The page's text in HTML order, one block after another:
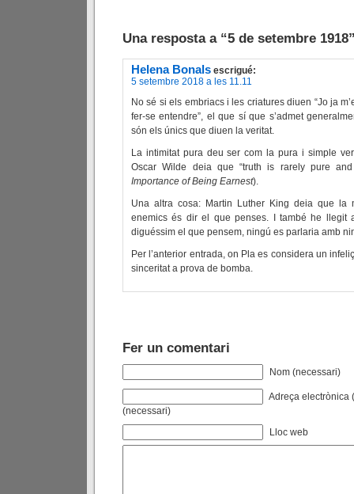
Una resposta a “5 de setembre
Helena Bonals escrigué:
5 setembre 2018 a les 11.11
No sé si els embriacs i les criatures diuen “Jo ja
fer-se entendre”, el que sí que s’admet
són els únics que diuen la veritat.
La intimitat pura deu ser com la pura i simple
Oscar Wilde deia que “truth is rarely pure
Importance of Being Earnest).
Una altra cosa: Martin Luther King deia que la
enemics és dir el que penses. I també he llegit
diguéssim el que pensem, ningú es parlaria amb
Per l’anterior entrada, on Pla es considera un
sinceritat a prova de bomba.
Fer un comentari
Nom (necessari)
Adreça electrònica
(necessari)
Lloc web